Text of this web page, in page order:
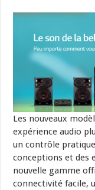
Les nouveaux
expérience audio
un contrôle
conceptions et des
nouvelle gamme
connectivité facile,